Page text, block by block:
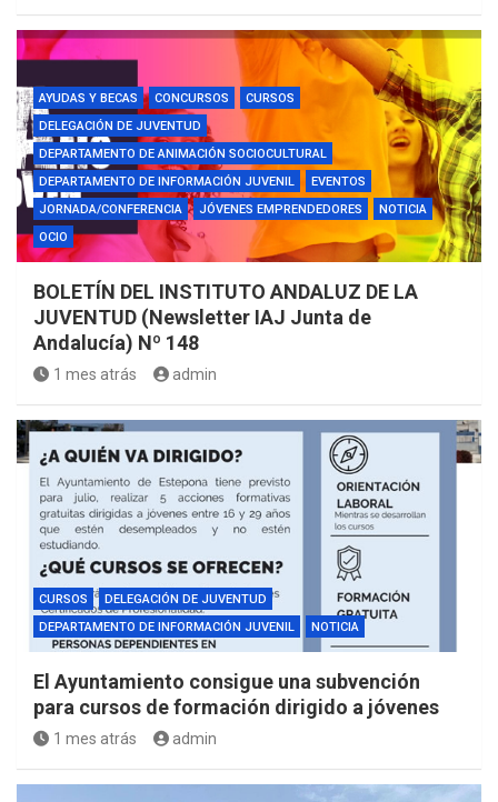
AYUDAS Y BECAS CONCURSOS
CURSOS
DELEGACIÓN DE JUVENTUD
DEPARTAMENTO DE ANIMACIÓN SOCIOCULTURAL
DEPARTAMENTO DE INFORMACIÓN JUVENIL
EVENTOS
JORNADA/CONFERENCIA
JÓVENES EMPRENDEDORES
NOTICIA
OCIO
BOLETÍN DEL INSTITUTO ANDALUZ DE LA
JUVENTUD (Newsletter IAJ Junta de
Andalucía) Nº 148
1 mes atrás admin
CURSOS
DELEGACIÓN DE JUVENTUD
DEPARTAMENTO DE INFORMACIÓN JUVENIL
NOTICIA
El Ayuntamiento consigue una subvención
para cursos de formación dirigido a jóvenes
1 mes atrás admin